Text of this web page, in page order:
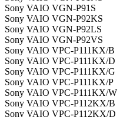
Sony VAIO VGN-P91S
Sony VAIO VGN-P92KS
Sony VAIO VGN-P92LS
Sony VAIO VGN-P92VS
Sony VAIO VPC-P111KX/B
Sony VAIO VPC-P111KX/D
Sony VAIO VPC-P111KX/G
Sony VAIO VPC-P111KX/P
Sony VAIO VPC-P111KX/W
Sony VAIO VPC-P112KX/B
Sony VAIO VPC-P112KX/D